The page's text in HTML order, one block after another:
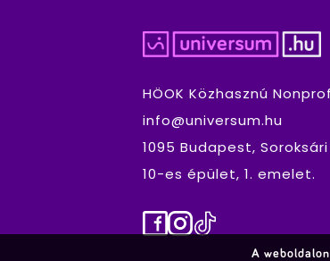
HÖOK Közhasznú
info@universum.hu
1095 Budapest,
10-es épület, 1. emelet.
Facebook
Instagram
TikTok
A